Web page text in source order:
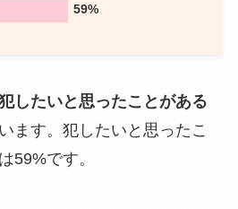
59%
したいと思ったことがある
ます。犯したいと思ったこ
59%です。